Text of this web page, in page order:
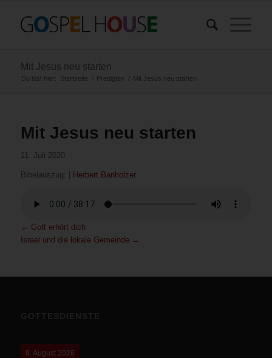
Mit Jesus neu starten
Du bist hier: Startseite / Predigten / Mit Jesus neu starten
Mit Jesus neu starten
11. Juli 2020
Bibelauszug: Herbert Banholzer
← Gott erhört dich
Israel und die lokale Gemeinde →
9. August 2026